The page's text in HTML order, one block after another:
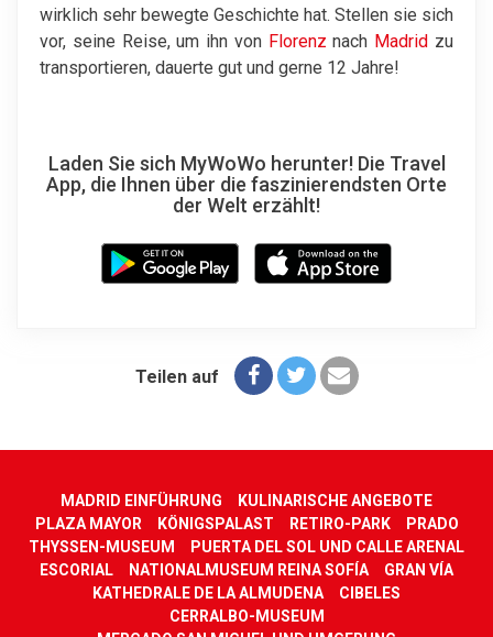
wirklich sehr bewegte Geschichte hat. Stellen sie sich
vor, seine Reise, um ihn von Florenz nach Madrid zu
transportieren, dauerte gut und gerne 12 Jahre!
Laden Sie sich MyWoWo herunter! Die Travel
App, die Ihnen über die faszinierendsten Orte
der Welt erzählt!
Teilen auf
MADRID EINFÜHRUNG
KULINARISCHE ANGEBOTE
PLAZA MAYOR
KÖNIGSPALAST RETIRO-PARK
PRADO
THYSSEN-MUSEUM
PUERTA DEL SOL UND CALLE ARENAL
ESCORIAL
NATIONALMUSEUM REINA SOFÍA
GRAN VÍA
KATHEDRALE DE LA ALMUDENA
CIBELES
CERRALBO-MUSEUM